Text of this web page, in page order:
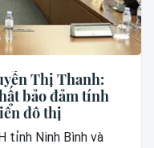
Thị Thanh:
bảo đảm tính
đô thị
tỉnh Ninh Bình và